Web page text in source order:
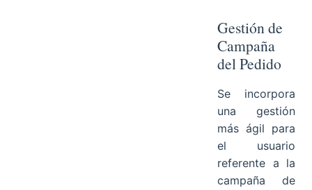
Gestión de
Campaña
del Pedido
Se incorpora
una gestión
más ágil para
el usuario
referente a la
campaña de